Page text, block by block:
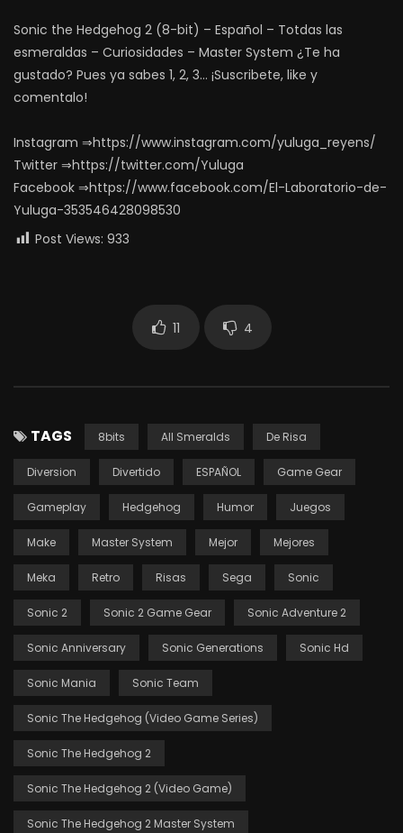
Sonic the Hedgehog 2 (8-bit) – Español – Totdas las
esmeraldas – Curiosidades – Master System ¿Te ha
gustado? Pues ya sabes 1, 2, 3… ¡Suscribete, like y
comentalo!
Instagram ⇒https://www.instagram.com/yuluga_reyens/
Twitter ⇒https://twitter.com/Yuluga
Facebook ⇒https://www.facebook.com/El-Laboratorio-de-
Yuluga-353546428098530
Post Views: 933
11 4
TAGS 8bits All Smeralds De Risa
Diversion Divertido ESPAÑOL Game Gear
Gameplay Hedgehog Humor Juegos
Make Master System Mejor Mejores
Meka Retro Risas Sega Sonic
Sonic 2 Sonic 2 Game Gear Sonic Adventure 2
Sonic Anniversary Sonic Generations Sonic Hd
Sonic Mania Sonic Team
Sonic The Hedgehog (video Game Series)
Sonic The Hedgehog 2
Sonic The Hedgehog 2 (video Game)
Sonic The Hedgehog 2 Master System